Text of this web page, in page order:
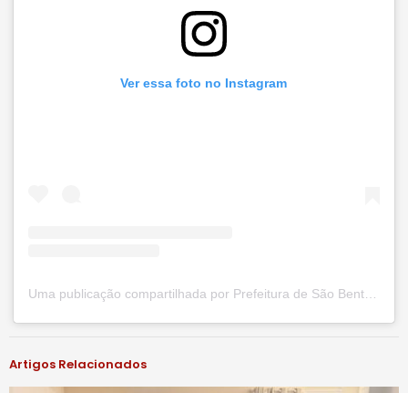
Ver essa foto no Instagram
Artigos Relacionados